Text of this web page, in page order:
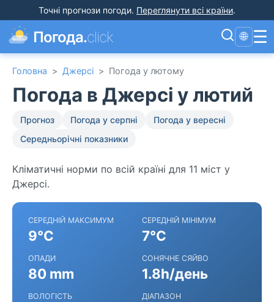
Точні прогнози погоди. Переглянути всі країни.
Погода.click 🌐 ☰
Головна > Джерсі > Погода у лютому
Погода в Джерсі у лютий
Прогноз Погода у серпні
Погода у вересні
Середньорічні показники
Кліматичні норми по всій країні для 11 міст у
Джерсі.
СЕРЕДНІЙ МАКСИМУМ
9°C
СЕРЕДНІЙ МІНІМУМ
7°C
ОПАДИ
80 mm
СОНЯЧНЕ СЯЙВО
1.8h/день
ВОЛОГІСТЬ ДІАПАЗОН